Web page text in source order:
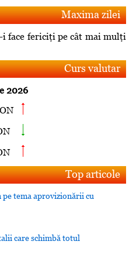
Maxima zilei
i face fericiţi pe cât mai mulţi
Curs valutar
2026
Top articole
pe tema aprovizionării cu
care schimbă totul